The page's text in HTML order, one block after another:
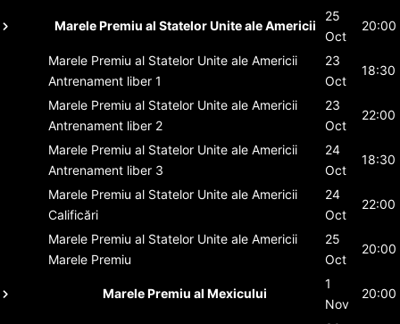
Marele Premiu al Statelor Unite ale Americii
25
Oct
20:00
Marele Premiu al Statelor Unite ale Americii
Antrenament liber 1
23
Oct
18:30
Marele Premiu al Statelor Unite ale Americii
Antrenament liber 2
23
Oct
22:00
Marele Premiu al Statelor Unite ale Americii
Antrenament liber 3
24
Oct
18:30
Marele Premiu al Statelor Unite ale Americii
Calificări
24
Oct
22:00
Marele Premiu al Statelor Unite ale Americii
Marele Premiu
25
Oct
20:00
Marele Premiu al Mexicului
1
Nov
20:00